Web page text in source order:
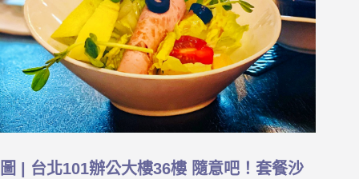
圖 | 台北101辦公大樓36樓 隨意吧！套餐沙